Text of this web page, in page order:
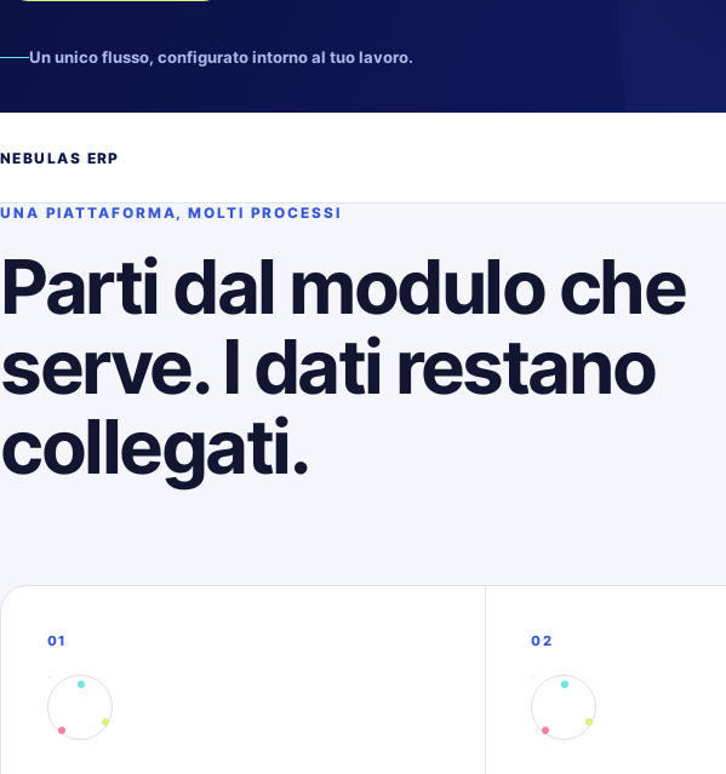
Un unico flusso, configurato intorno al tuo lavoro.
NEBULAS ERP
UNA PIATTAFORMA, MOLTI PROCESSI
Parti dal modulo che
serve. I dati restano
collegati.
01 02